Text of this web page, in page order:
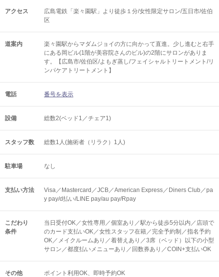
アクセス
広島電鉄「楽々園駅」より徒歩１分/女性限定サロン/五日市/佐伯
区
道案内
楽々園駅からマダムジョイの方に向かって直進。少し進むと右手
にある岡ビル(1階が美容院さんのビル)の2階にサロンがありま
す。【広島市/佐伯区/よもぎ蒸し/フェイシャルトリートメント/リ
ンパケアトリートメント】
電話 番号を表示
設備 総数2(ベッド1／チェア1)
スタッフ数 総数1人(施術者（リラク）1人)
駐車場 なし
支払い方法
Visa／Mastercard／JCB／American Express／Diners Club／pa
y pay/d払い/LINE pay/au pay/Rpay
こだわり
条件
当日受付OK／女性専用／個室あり／駅から徒歩5分以内／店頭で
のカード支払いOK／女性スタッフ在籍／完全予約制／指名予約
OK／メイクルームあり／着替えあり／3席（ベッド）以下の小型
サロン／都度払いメニューあり／回数券あり／COIN+支払いOK
その他 ポイント利用OK 即時予約OK